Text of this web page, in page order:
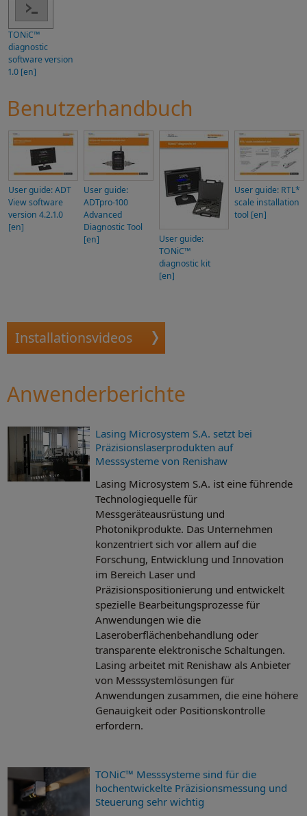
TONiC™
diagnostic
software version
1.0 [en]
Benutzerhandbuch
User guide: ADT
View software
version 4.2.1.0
[en]
User guide:
ADTpro-100
Advanced
Diagnostic Tool
[en]
User guide:
TONiC™
diagnostic kit
[en]
User guide: RTL*
scale installation
tool [en]
Installationsvideos
Anwenderberichte
Lasing Microsystem S.A. setzt bei
Präzisionslaserprodukten auf
Messsysteme von Renishaw
Lasing Microsystem S.A. ist eine führende
Technologiequelle für
Messgeräteausrüstung und
Photonikprodukte. Das Unternehmen
konzentriert sich vor allem auf die
Forschung, Entwicklung und Innovation
im Bereich Laser und
Präzisionspositionierung und entwickelt
spezielle Bearbeitungsprozesse für
Anwendungen wie die
Laseroberflächenbehandlung oder
transparente elektronische Schaltungen.
Lasing arbeitet mit Renishaw als Anbieter
von Messsystemlösungen für
Anwendungen zusammen, die eine höhere
Genauigkeit oder Positionskontrolle
erfordern.
TONiC™ Messsysteme sind für die
hochentwickelte Präzisionsmessung und
Steuerung sehr wichtig